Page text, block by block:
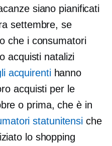
siano pianificati
settembre, se
che i consumatori
acquisti natalizi
acquirentihanno
acquisti per le
o prima, che è in
statunitensi che
lo shopping